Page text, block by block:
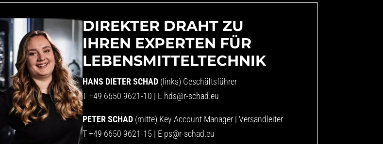
DIREKTER DRAHT ZU
IHREN EXPERTEN FÜR
LEBENSMITTELTECHNIK
HANS DIETER SCHAD (links) Geschäftsführer
T+49 6650 9621-10 | E hds@r-schad.eu
PETER SCHAD (mitte) Key Account Manager | Versandleiter
T+49 6650 9621-15 | E ps@r-schad.eu